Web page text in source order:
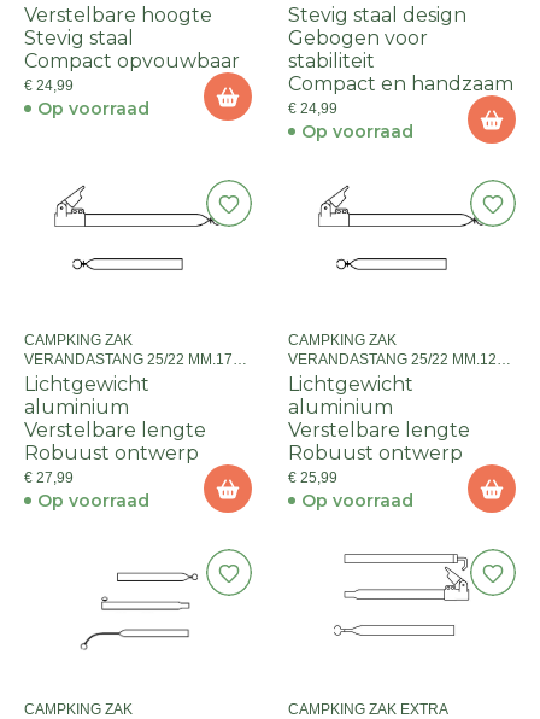
MM.150-200 CM:ZILV
Verstelbare hoogte
Stevig staal
Compact opvouwbaar
€ 24,99
Op voorraad
:ZILV
Stevig staal design
Gebogen voor
stabiliteit
Compact en handzaam
€ 24,99
Op voorraad
CAMPKING ZAK
VERANDASTANG 25/22 MM.170-
260 CM+ QG:ALU.
Lichtgewicht
aluminium
Verstelbare lengte
Robuust ontwerp
€ 27,99
Op voorraad
CAMPKING ZAK
VERANDASTANG 25/22 MM.120-
200 CM+QG:ALU.
Lichtgewicht
aluminium
Verstelbare lengte
Robuust ontwerp
€ 25,99
Op voorraad
CAMPKING ZAK
CAMPKING ZAK EXTRA